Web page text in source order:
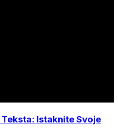
Istaknite Svoje